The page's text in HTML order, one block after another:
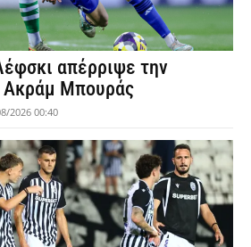
απέρριψε την
Ακράμ Μπουράς
2026 00:40